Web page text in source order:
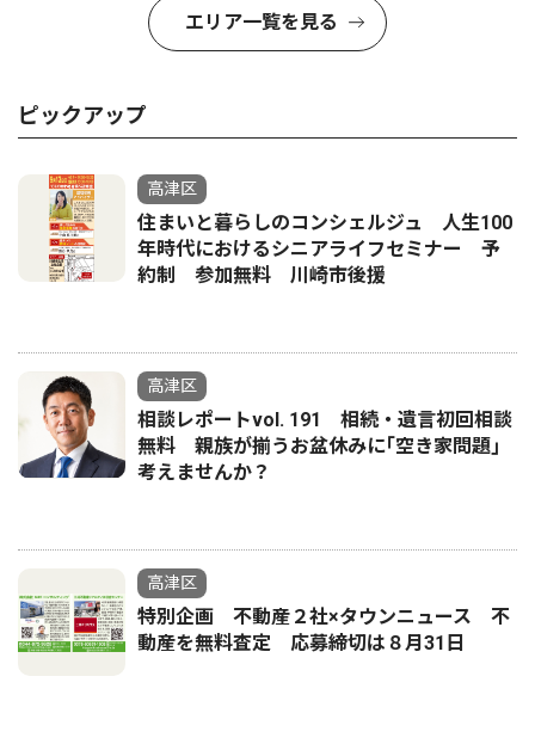
エリア一覧を見る
ピックアップ
高津区
住まいと暮らしのコンシェルジュ 人生100
年時代におけるシニアライフセミナー 予
約制 参加無料 川崎市後援
高津区
相談レポートvol. 191 相続・遺言初回相談
無料 親族が揃うお盆休みに｢空き家問題｣
考えませんか？
高津区
特別企画 不動産２社×タウンニュース 不
動産を無料査定 応募締切は８月31日